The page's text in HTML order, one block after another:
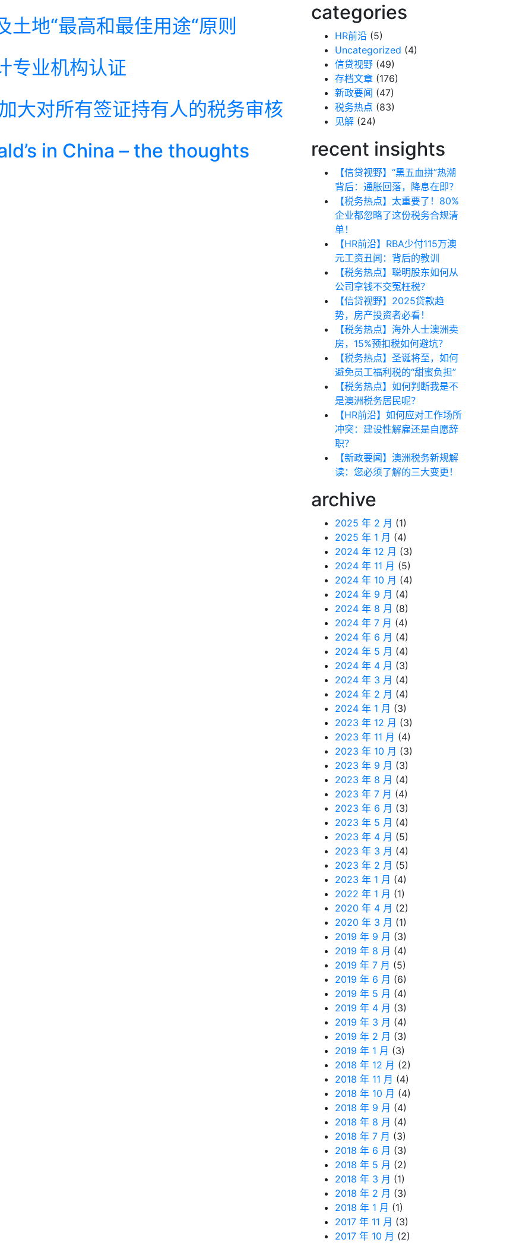
土地“最高和最佳用途“原则
专业机构认证
大对所有签证持有人的税务审核
in China – the thoughts
categories
HR前沿 (5)
Uncategorized (4)
信贷视野 (49)
存档文章 (176)
新政要闻 (47)
税务热点 (83)
见解 (24)
recent insights
【信贷视野】“黑五血拼”热潮
背后：通胀回落，降息在即？
【税务热点】太重要了！80%
企业都忽略了这份税务合规清
单！
【HR前沿】RBA少付115万澳
元工资丑闻：背后的教训
【税务热点】聪明股东如何从
公司拿钱不交冤枉税？
【信贷视野】2025贷款趋
势，房产投资者必看！
【税务热点】海外人士澳洲卖
房，15%预扣税如何避坑？
【税务热点】圣诞将至，如何
避免员工福利税的“甜蜜负担”
【税务热点】如何判断我是不
是澳洲税务居民呢？
【HR前沿】如何应对工作场所
冲突：建设性解雇还是自愿辞
职？
【新政要闻】澳洲税务新规解
读：您必须了解的三大变更！
archive
2025 年 2 月 (1)
2025 年 1 月 (4)
2024 年 12 月 (3)
2024 年 11 月 (5)
2024 年 10 月 (4)
2024 年 9 月 (4)
2024 年 8 月 (8)
2024 年 7 月 (4)
2024 年 6 月 (4)
2024 年 5 月 (4)
2024 年 4 月 (3)
2024 年 3 月 (4)
2024 年 2 月 (4)
2024 年 1 月 (3)
2023 年 12 月 (3)
2023 年 11 月 (4)
2023 年 10 月 (3)
2023 年 9 月 (3)
2023 年 8 月 (4)
2023 年 7 月 (4)
2023 年 6 月 (3)
2023 年 5 月 (4)
2023 年 4 月 (5)
2023 年 3 月 (4)
2023 年 2 月 (5)
2023 年 1 月 (4)
2022 年 1 月 (1)
2020 年 4 月 (2)
2020 年 3 月 (1)
2019 年 9 月 (3)
2019 年 8 月 (4)
2019 年 7 月 (5)
2019 年 6 月 (6)
2019 年 5 月 (4)
2019 年 4 月 (3)
2019 年 3 月 (4)
2019 年 2 月 (3)
2019 年 1 月 (3)
2018 年 12 月 (2)
2018 年 11 月 (4)
2018 年 10 月 (4)
2018 年 9 月 (4)
2018 年 8 月 (4)
2018 年 7 月 (3)
2018 年 6 月 (3)
2018 年 5 月 (2)
2018 年 3 月 (1)
2018 年 2 月 (3)
2018 年 1 月 (1)
2017 年 11 月 (3)
2017 年 10 月 (2)